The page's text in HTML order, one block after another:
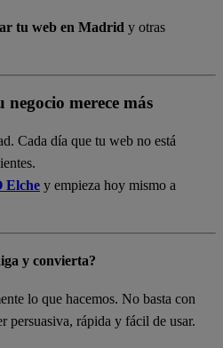
tu web en Madrid y otras
merece más
Cada día que tu web no está
Elche y empieza hoy mismo a
y convierta?
lo que hacemos. No basta con
persuasiva, rápida y fácil de usar.